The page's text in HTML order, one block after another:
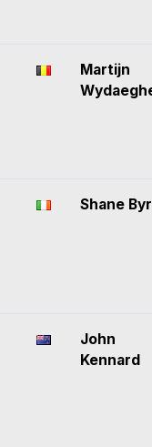
Martijn
Shane
John
Kennard